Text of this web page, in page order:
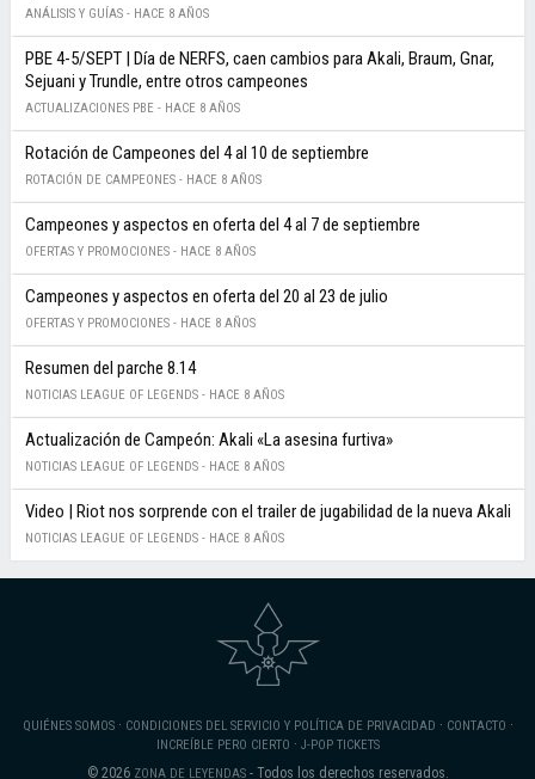
ANÁLISIS Y GUÍAS - HACE 8 AÑOS
PBE 4-5/SEPT | Día de NERFS, caen cambios para Akali, Braum, Gnar,
Sejuani y Trundle, entre otros campeones
ACTUALIZACIONES PBE - HACE 8 AÑOS
Rotación de Campeones del 4 al 10 de septiembre
ROTACIÓN DE CAMPEONES - HACE 8 AÑOS
Campeones y aspectos en oferta del 4 al 7 de septiembre
OFERTAS Y PROMOCIONES - HACE 8 AÑOS
Campeones y aspectos en oferta del 20 al 23 de julio
OFERTAS Y PROMOCIONES - HACE 8 AÑOS
Resumen del parche 8.14
NOTICIAS LEAGUE OF LEGENDS - HACE 8 AÑOS
Actualización de Campeón: Akali «La asesina furtiva»
NOTICIAS LEAGUE OF LEGENDS - HACE 8 AÑOS
Video | Riot nos sorprende con el trailer de jugabilidad de la nueva Akali
NOTICIAS LEAGUE OF LEGENDS - HACE 8 AÑOS
QUIÉNES SOMOS· CONDICIONES DEL SERVICIO Y POLÍTICA DE PRIVACIDAD · CONTACTO ·
INCREÍBLE PERO CIERTO · J-POP TICKETS
© 2026 ZONA DE LEYENDAS- Todos los derechos reservados.